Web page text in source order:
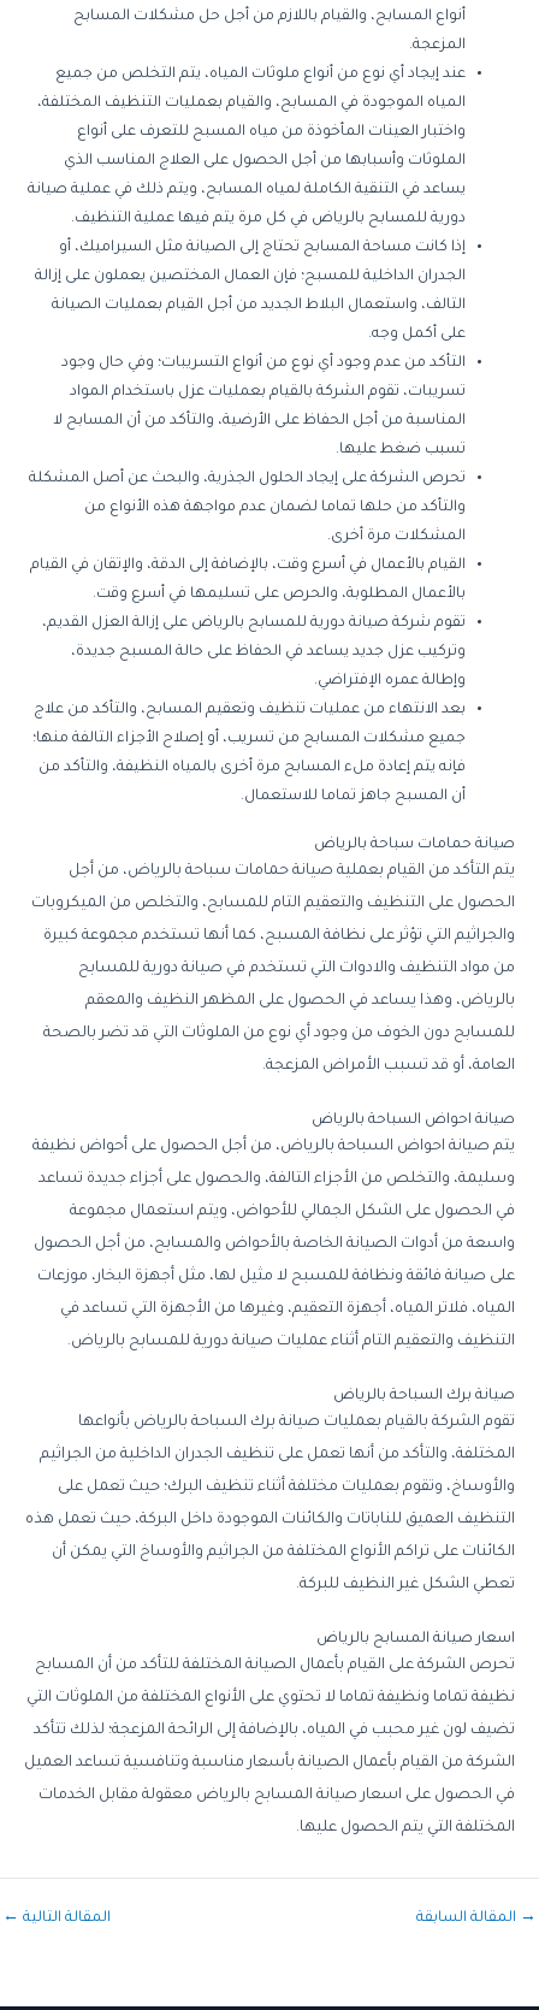
أنواع المسابح، والقيام باللازم من أجل حل مشكلات المسابح
المزعجة.
عند إيجاد أي نوع من أنواع ملوثات المياه، يتم التخلص من جميع
المياه الموجودة في المسابح، والقيام بعمليات التنظيف المختلفة،
واختبار العينات المأخوذة من مياه المسبح للتعرف على أنواع
الملوثات وأسبابها من أجل الحصول على العلاج المناسب الذي
يساعد في التنقية الكاملة لمياه المسابح، ويتم ذلك في عملية صيانة
دورية للمسابح بالرياض في كل مرة يتم فيها عملية التنظيف.
إذا كانت مساحة المسابح تحتاج إلى الصيانة مثل السيراميك، أو
الجدران الداخلية للمسبح؛ فإن العمال المختصين يعملون على إزالة
التالف، واستعمال البلاط الجديد من أجل القيام بعمليات الصيانة
على أكمل وجه.
التأكد من عدم وجود أي نوع من أنواع التسريبات؛ وفي حال وجود
تسريبات، تقوم الشركة بالقيام بعمليات عزل باستخدام المواد
المناسبة من أجل الحفاظ على الأرضية، والتأكد من أن المسابح لا
تسبب ضغط عليها.
تحرص الشركة على إيجاد الحلول الجذرية، والبحث عن أصل المشكلة
والتأكد من حلها تماما لضمان عدم مواجهة هذه الأنواع من
المشكلات مرة أخرى.
القيام بالأعمال في أسرع وقت، بالإضافة إلى الدقة، والإتقان في القيام
بالأعمال المطلوبة، والحرص على تسليمها في أسرع وقت.
تقوم شركة صيانة دورية للمسابح بالرياض على إزالة العزل القديم،
وتركيب عزل جديد يساعد في الحفاظ على حالة المسبح جديدة،
وإطالة عمره الإفتراضي.
بعد الانتهاء من عمليات تنظيف وتعقيم المسابح، والتأكد من علاج
جميع مشكلات المسابح من تسريب، أو إصلاح الأجزاء التالفة منها؛
فإنه يتم إعادة ملء المسابح مرة أخرى بالمياه النظيفة، والتأكد من
أن المسبح جاهز تماما للاستعمال.
صيانة حمامات سباحة بالرياض
يتم التأكد من القيام بعملية صيانة حمامات سباحة بالرياض، من أجل
الحصول على التنظيف والتعقيم التام للمسابح، والتخلص من الميكروبات
والجراثيم التي تؤثر على نظافة المسبح، كما أنها تستخدم مجموعة كبيرة
من مواد التنظيف والادوات التي تستخدم في صيانة دورية للمسابح
بالرياض، وهذا يساعد في الحصول على المظهر النظيف والمعقم
للمسابح دون الخوف من وجود أي نوع من الملوثات التي قد تضر بالصحة
العامة، أو قد تسبب الأمراض المزعجة.
صيانة احواض السباحة بالرياض
يتم صيانة احواض السباحة بالرياض، من أجل الحصول على أحواض نظيفة
وسليمة، والتخلص من الأجزاء التالفة، والحصول على أجزاء جديدة تساعد
في الحصول على الشكل الجمالي للأحواض، ويتم استعمال مجموعة
واسعة من أدوات الصيانة الخاصة بالأحواض والمسابح، من أجل الحصول
على صيانة فائقة ونظافة للمسبح لا مثيل لها، مثل أجهزة البخار، موزعات
المياه، فلاتر المياه، أجهزة التعقيم، وغيرها من الأجهزة التي تساعد في
التنظيف والتعقيم التام أثناء عمليات صيانة دورية للمسابح بالرياض.
صيانة برك السباحة بالرياض
تقوم الشركة بالقيام بعمليات صيانة برك السباحة بالرياض بأنواعها
المختلفة، والتأكد من أنها تعمل على تنظيف الجدران الداخلية من الجراثيم
والأوساخ، وتقوم بعمليات مختلفة أثناء تنظيف البرك؛ حيث تعمل على
التنظيف العميق للناباتات والكائنات الموجودة داخل البركة، حيث تعمل هذه
الكائنات على تراكم الأنواع المختلفة من الجراثيم والأوساخ التي يمكن أن
تعطي الشكل غير النظيف للبركة.
اسعار صيانة المسابح بالرياض
تحرص الشركة على القيام بأعمال الصيانة المختلفة للتأكد من أن المسابح
نظيفة تماما ونظيفة تماما لا تحتوي على الأنواع المختلفة من الملوثات التي
تضيف لون غير محبب في المياه، بالإضافة إلى الرائحة المزعجة؛ لذلك تتأكد
الشركة من القيام بأعمال الصيانة بأسعار مناسبة وتنافسية تساعد العميل
في الحصول على اسعار صيانة المسابح بالرياض معقولة مقابل الخدمات
المختلفة التي يتم الحصول عليها.
→ المقالة السابقة المقالة التالية ←